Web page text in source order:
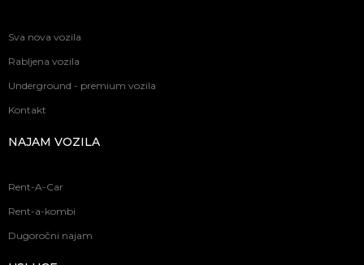
Sva nova vozila
Rabljena vozila
Underground - premium vozila
Kontakt
NAJAM VOZILA
Rent-A-Car
Rent-a-kombi
Dugoročni najam